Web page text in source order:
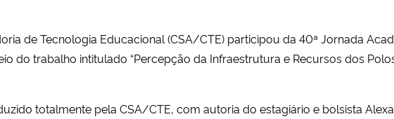
de Tecnologia Educacional (CSA/CTE) participou da 40ª Jornada
do trabalho intitulado “Percepção da Infraestrutura e Recursos dos
totalmente pela CSA/CTE, com autoria do estagiário e bolsista